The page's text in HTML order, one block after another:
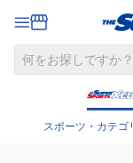
スポーツ・カテゴ